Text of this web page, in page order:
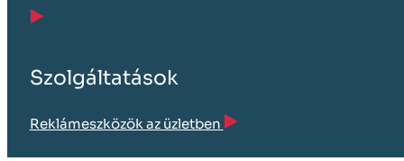
Szolgáltatások
Reklámeszközök az üzletben